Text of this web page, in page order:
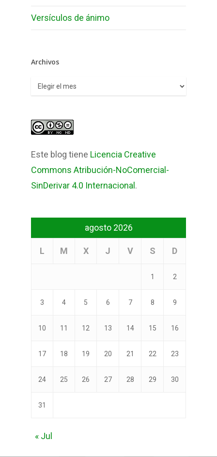
Versículos de ánimo
Archivos
Archivos
Este blog tiene Licencia Creative
Commons Atribución-NoComercial-
SinDerivar 4.0 Internacional .
agosto 2026
L M X J V S D
1 2
3 4 5 6 7 8 9
10 11 12 13 14 15 16
17 18 19 20 21 22 23
24 25 26 27 28 29 30
31
« Jul